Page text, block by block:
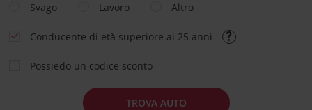
Svago
Lavoro Altro
Conducente di età superiore ai 25 anni
Possiedo un codice sconto
TROVA AUTO